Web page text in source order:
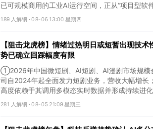
已可规模商用的工业AI运行空间，正从“项目型软
态型公司”跃迁。
189 人解锁 ·08-06 13:00 星期四
【狙击龙虎榜】情绪过热明日或短暂出现技
势已确立回踩幅度有限
①2026年中国微短剧、AI短剧、AI漫剧市场规模
司自2024年起全面发力短剧业务，营收大幅增
高度依赖于其调用多模态实时数据并形成持续进
球首个完成TPC-DS测试并通过官方审计的数据
方定义为Robotaxi商业化元年，公司正从“传统出
281 人解锁 ·08-05 21:09 星期三